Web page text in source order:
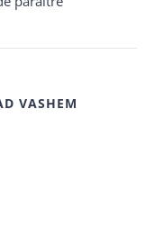
VASHEM